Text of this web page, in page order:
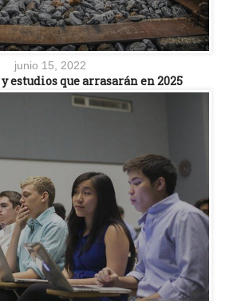
junio 15, 2022
estudios que arrasarán en 2025